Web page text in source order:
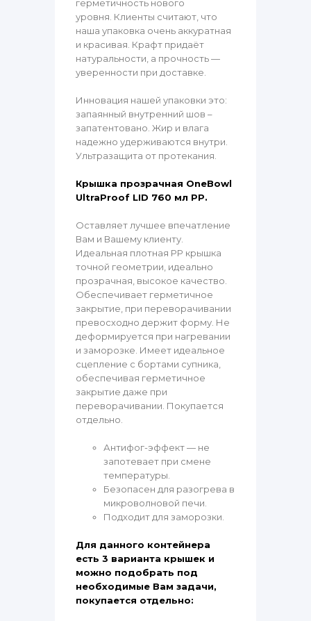
герметичность нового
уровня. Клиенты считают, что
наша упаковка очень аккуратная
и красивая. Крафт придаёт
натуральности, а прочность —
уверенности при доставке.
Инновация нашей упаковки это:
запаянный внутренний шов –
запатентовано. Жир и влага
надежно удерживаются внутри.
Ультразащита от протекания.
Крышка прозрачная OneBowl
UltraProof LID 760 мл PP.
Оставляет лучшее впечатление
Вам и Вашему клиенту.
Идеальная плотная PP крышка
точной геометрии, идеально
прозрачная, высокое качество.
Обеспечивает герметичное
закрытие, при переворачивании
превосходно держит форму. Не
деформируется при нагревании
и заморозке. Имеет идеальное
сцепление с бортами супника,
обеспечивая герметичное
закрытие даже при
переворачивании. Покупается
отдельно.
Антифог-эффект — не
запотевает при смене
температуры.
Безопасен для разогрева в
микроволновой печи.
Подходит для заморозки.
Для данного контейнера
есть 3 варианта крышек и
можно подобрать под
необходимые Вам задачи,
покупается отдельно: